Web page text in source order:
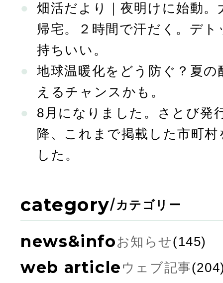
畑活だより｜夜明けに始動
帰宅。２時間で汗だく。デ
持ちいい。
地球温暖化をどう防ぐ？夏
えるチャンスかも。
8月になりました。さとび発
降、これまで掲載した市町
した。
category/カテゴリー
news&infoお知らせ(145)
web article ウェブ記事